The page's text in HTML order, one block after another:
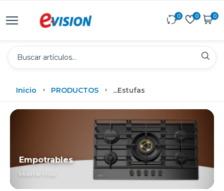
0 0 0
Inicio PRODUCTOS ...Estufas
Empotrables
Mostrar más